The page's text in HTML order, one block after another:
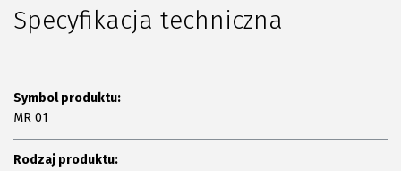
Specyfikacja techniczna
Symbol produktu:
MR 01
Rodzaj produktu: